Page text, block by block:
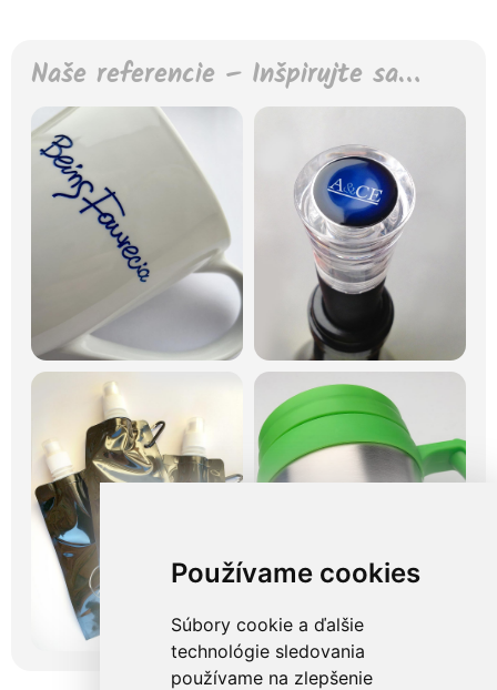
Používame cookies
Súbory cookie a ďalšie
technológie sledovania
používame na zlepšenie
Naše referencie – Inšpirujte sa…